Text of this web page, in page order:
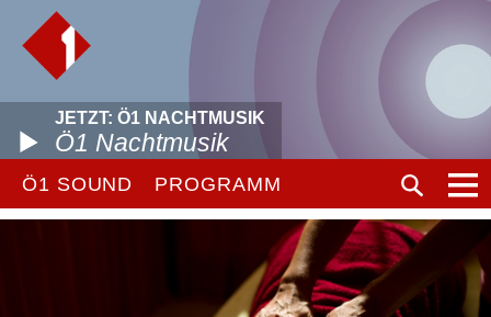
JETZT: Ö1 NACHTMUSIK
Ö1 Nachtmusik
Ö1 SOUND PROGRAMM